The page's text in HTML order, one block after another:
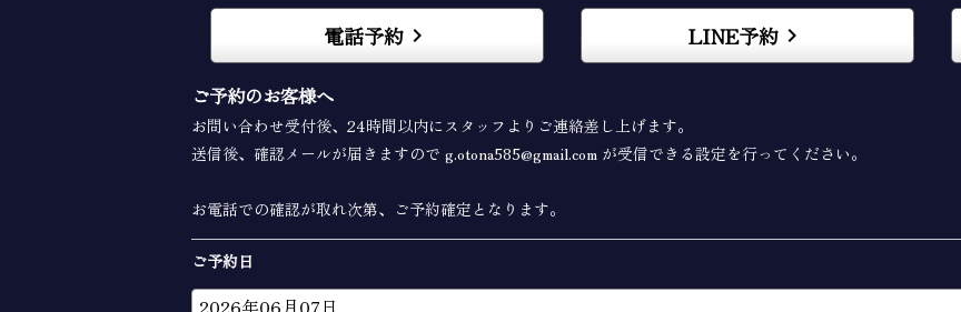
電話予約keyboard_arrow_right LINE予約 keyboard_arrow_right
ご予約のお客様へ
お問い合わせ受付後、24時間以内にスタッフよりご連絡差し上げます。
送信後、確認メールが届きますので g.otona585@gmail.com が受信できる設定を行ってください。
お電話での確認が取れ次第、ご予約確定となります。
ご予約日